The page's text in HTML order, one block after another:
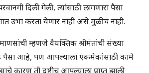
दिली गेली, त्यांसाठी लागणारा पैसा
उभा करता येणार नाही असे मुळीच नाही.
म्हणजे वैयक्तिक श्रीमंतांची संख्या
पैसा आहे, पण आपल्याला एकमेकांसाठी कामे
कारण ती दृष्टीच आपल्याला प्राप्त झाली